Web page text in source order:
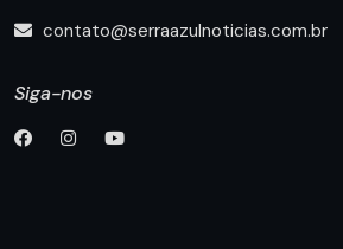
contato@serraazulnoticias.com.br
Siga-nos